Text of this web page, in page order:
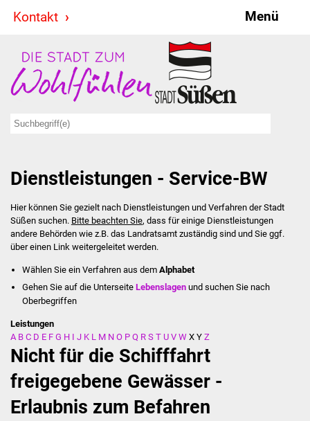
Kontakt Menü
Stadt & Politik
Bürgermeister
Ausschüsse
Ratsinformationssystem
Jugendbeirat
Summerrockfestival
Stadtverwaltung
Ansprechpartner
Behördenwegweiser
Dienstleistungen - Service-BW
Hier können Sie gezielt nach Dienstleistungen und Verfahren der Stadt
Süßen suchen. Bitte beachten Sie, dass für einige Dienstleistungen
andere Behörden wie z.B. das Landratsamt zuständig sind und Sie ggf.
über einen Link weitergeleitet werden.
Wählen Sie ein Verfahren aus dem Alphabet
Gehen Sie auf die UnterseiteLebenslagen und suchen Sie nach
Oberbegriffen
Leistungen
A B C D E F G H I J K L M N O P Q R S T U V W X Y Z
Nicht für die Schifffahrt
freigegebene Gewässer -
Erlaubnis zum Befahren